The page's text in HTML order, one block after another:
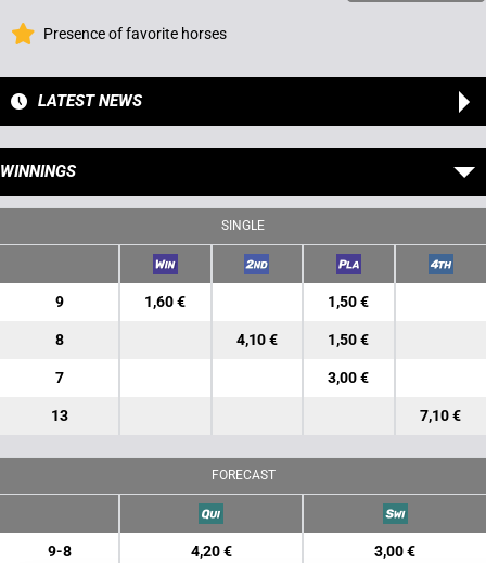
Presence of favorite horses
LATEST NEWS
WINNINGS
SINGLE
9 1,60 € 1,50 €
8 4,10 € 1,50 €
7 3,00 €
13 7,10 €
FORECAST
9-8 4,20 € 3,00 €